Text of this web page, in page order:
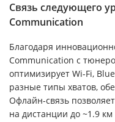
Связь следующего
Communication
Благодаря
Communication с
оптимизирует Wi-Fi,
разные типы хватов,
Офлайн-связь
на дистанции до ~1.9